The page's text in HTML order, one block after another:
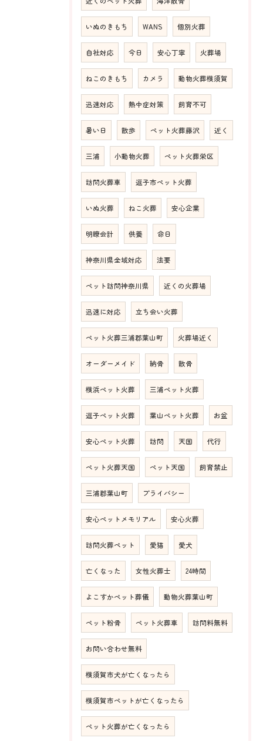
いぬのきもち WANS 個別火葬
自社対応 今日 安心丁寧 火葬場
ねこのきもち カメラ 動物火葬横須賀
迅速対応 熱中症対策 飼育不可
暑い日 散歩 ペット火葬藤沢 近く
三浦 小動物火葬 ペット火葬栄区
訪問火葬車 逗子市ペット火葬
いぬ火葬 ねこ火葬 安心企業
明瞭会計 供養 命日
神奈川県全域対応 法要
ペット訪問神奈川県 近くの火葬場
迅速に対応 立ち会い火葬
ペット火葬三浦郡葉山町 火葬場近く
オーダーメイド 納骨 散骨
横浜ペット火葬 三浦ペット火葬
逗子ペット火葬 葉山ペット火葬 お盆
安心ペット火葬 訪問 天国 代行
ペット火葬天国 ペット天国 飼育禁止
三浦郡葉山町 プライバシー
安心ペットメモリアル 安心火葬
訪問火葬ペット 愛猫 愛犬
亡くなった 女性火葬士 24時間
よこすかペット葬儀 動物火葬葉山町
ペット粉骨 ペット火葬車 訪問料無料
お問い合わせ無料
横須賀市犬が亡くなったら
横須賀市ペットが亡くなったら
ペット火葬が亡くなったら